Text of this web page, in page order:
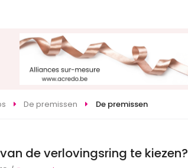
De premissen De premissen
de verlovingsring te kiezen?